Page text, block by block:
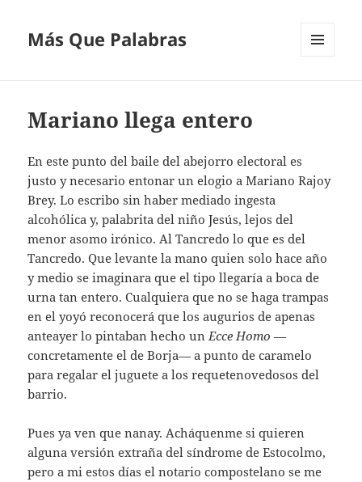
Más Que Palabras
Mariano llega entero
En este punto del baile del abejorro electoral es
justo y necesario entonar un elogio a Mariano Rajoy
Brey. Lo escribo sin haber mediado ingesta
alcohólica y, palabrita del niño Jesús, lejos del
menor asomo irónico. Al Tancredo lo que es del
Tancredo. Que levante la mano quien solo hace año
y medio se imaginara que el tipo llegaría a boca de
urna tan entero. Cualquiera que no se haga trampas
en el yoyó reconocerá que los augurios de apenas
anteayer lo pintaban hecho unEcce Homo —
concretamente el de Borja— a punto de caramelo
para regalar el juguete a los requetenovedosos del
barrio.
Pues ya ven que nanay. Acháquenme si quieren
alguna versión extraña del síndrome de Estocolmo,
pero a mi estos días el notario compostelano se me